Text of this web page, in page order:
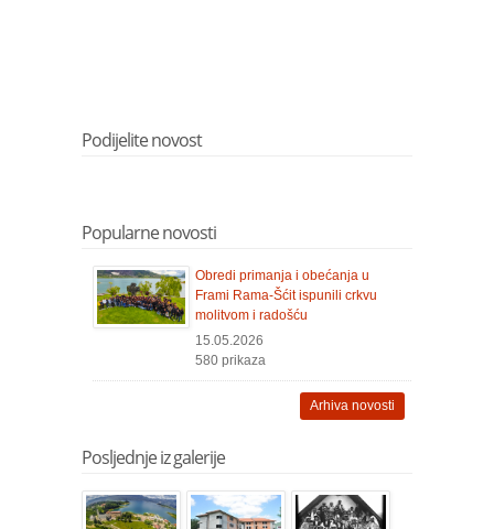
Podijelite novost
Popularne novosti
Obredi primanja i obećanja u
Frami Rama-Šćit ispunili crkvu
molitvom i radošću
15.05.2026
580 prikaza
Arhiva novosti
Posljednje iz galerije